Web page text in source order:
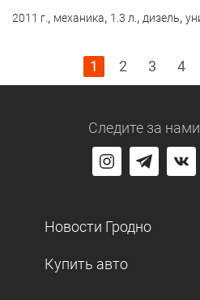
2011 г., механика, 1.3 л., дизель,
1 2 3 4
Следите за нами
Новости Гродно
Купить авто